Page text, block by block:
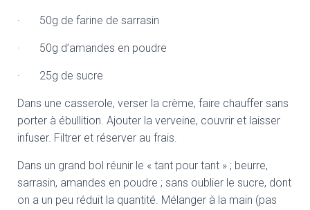
· 50g de farine de sarrasin
· 50g d’amandes en poudre
· 25g de sucre
Dans une casserole, verser la crème, faire chauffer sans
porter à ébullition. Ajouter la verveine, couvrir et laisser
infuser. Filtrer et réserver au frais.
Dans un grand bol réunir le « tant pour tant » ; beurre,
sarrasin, amandes en poudre ; sans oublier le sucre, dont
on a un peu réduit la quantité. Mélanger à la main (pas